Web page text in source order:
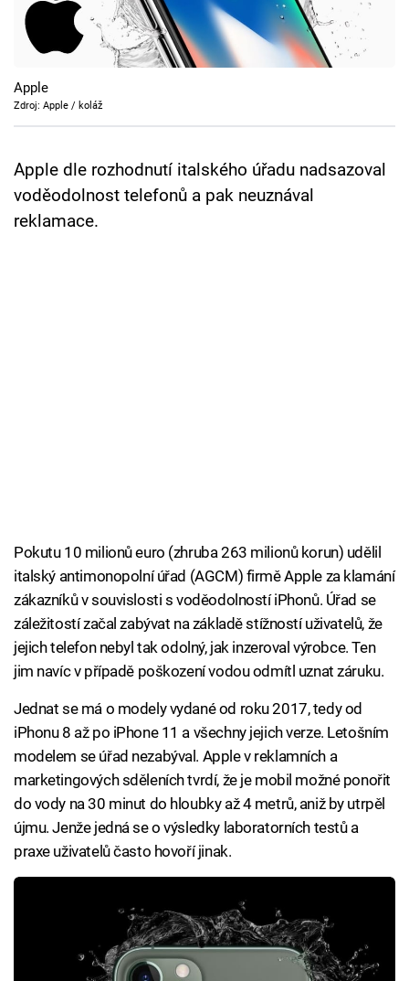
Cool Esport
TV Program
Apple
Zdroj: Apple / koláž
Apple dle rozhodnutí italského úřadu nadsazoval
voděodolnost telefonů a pak neuznával
reklamace.
Pokutu 10 milionů euro (zhruba 263 milionů korun) udělil
italský antimonopolní úřad (AGCM) firmě Apple za klamání
zákazníků v souvislosti s voděodolností iPhonů. Úřad se
záležitostí začal zabývat na základě stížností uživatelů, že
jejich telefon nebyl tak odolný, jak inzeroval výrobce. Ten
jim navíc v případě poškození vodou odmítl uznat záruku.
Jednat se má o modely vydané od roku 2017, tedy od
iPhonu 8 až po iPhone 11 a všechny jejich verze. Letošním
modelem se úřad nezabýval. Apple v reklamních a
marketingových sděleních tvrdí, že je mobil možné ponořit
do vody na 30 minut do hloubky až 4 metrů, aniž by utrpěl
újmu. Jenže jedná se o výsledky laboratorních testů a
praxe uživatelů často hovoří jinak.